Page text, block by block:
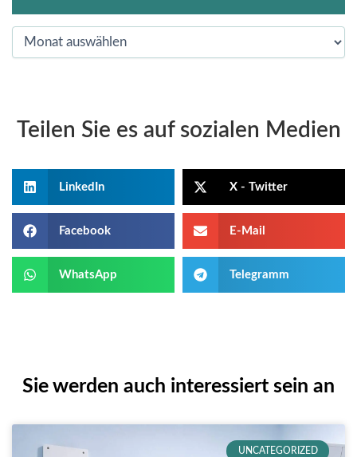
Teilen Sie es auf sozialen Medien
LinkedIn X - Twitter
Facebook E-Mail
WhatsApp Telegramm
Sie werden auch interessiert sein an
UNCATEGORIZED